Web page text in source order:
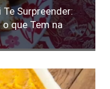
Surpreender:
que Tem na